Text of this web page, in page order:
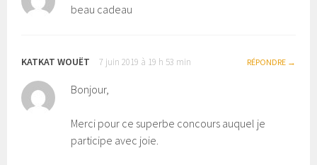
beau cadeau
KATKAT WOUËT 7 juin 2019 à 19 h 53 min RÉPONDRE
Bonjour,
Merci pour ce superbe concours auquel je
participe avec joie.